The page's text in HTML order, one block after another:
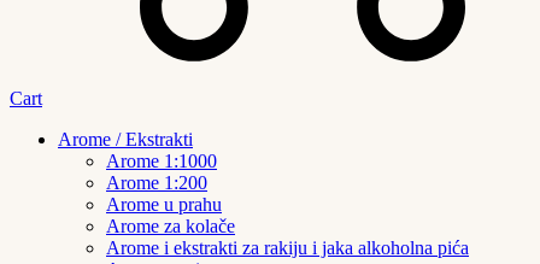
Cart
Arome / Ekstrakti
Arome 1:1000
Arome 1:200
Arome u prahu
Arome za kolače
Arome i ekstrakti za rakiju i jaka alkoholna pića